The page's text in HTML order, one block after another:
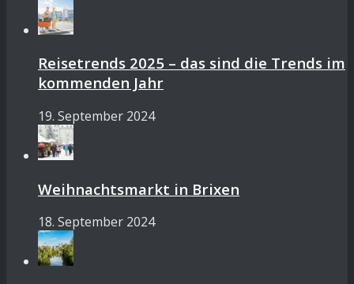
Reisetrends 2025 – das sind die Trends im
kommenden Jahr
19. September 2024
Weihnachtsmarkt in Brixen
18. September 2024